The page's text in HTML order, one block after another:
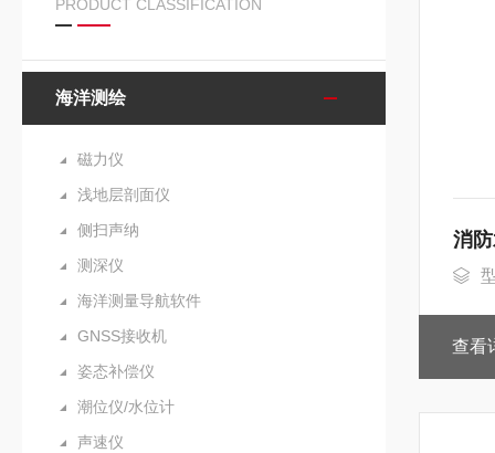
PRODUCT CLASSIFICATION
海洋测绘
磁力仪
浅地层剖面仪
侧扫声纳
测深仪
海洋测量导航软件
GNSS接收机
姿态补偿仪
潮位仪/水位计
声速仪
消
查看